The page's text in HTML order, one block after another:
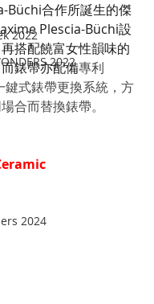
2022
2022
2024
Büchi合作所誕生的傑
Plescia-Büchi設
搭配饒富女性韻味的
錶帶亦配備專利
鍵式錶帶更換系統，方
合而替換錶帶。